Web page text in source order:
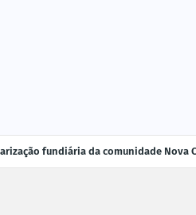
fundiária da comunidade Nova